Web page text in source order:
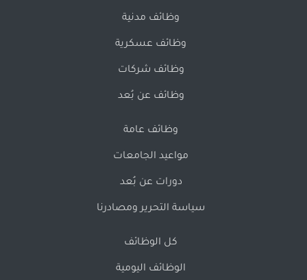
وظائف مدنية
وظائف عسكرية
وظائف شركات
وظائف عن بُعد
وظائف عامة
مواعيد الجامعات
دورات عن بُعد
سياسة التحرير ومصادرنا
كل الوظائف
الوظائف اليومية